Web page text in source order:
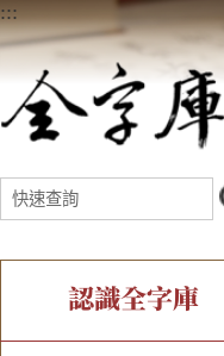
:::
認識全字庫